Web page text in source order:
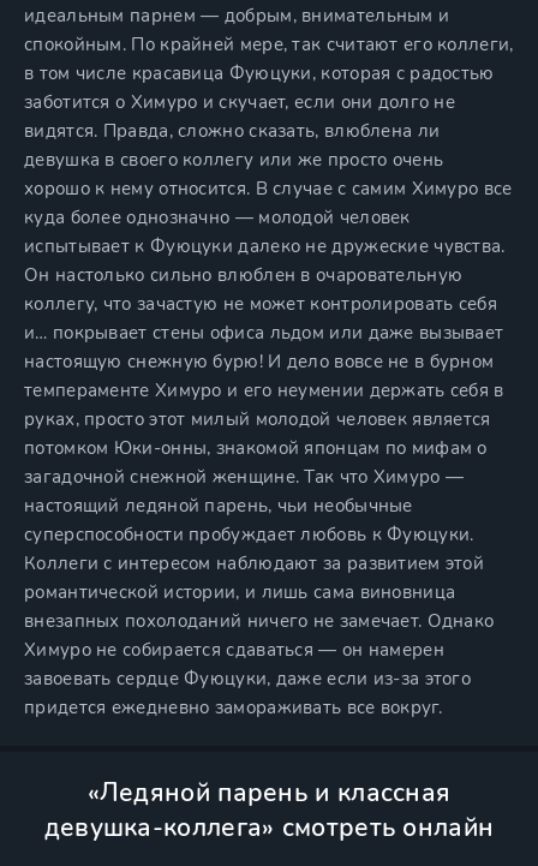
идеальным парнем — добрым, внимательным и
спокойным. По крайней мере, так считают его коллеги,
в том числе красавица Фуюцуки, которая с радостью
заботится о Химуро и скучает, если они долго не
видятся. Правда, сложно сказать, влюблена ли
девушка в своего коллегу или же просто очень
хорошо к нему относится. В случае с самим Химуро все
куда более однозначно — молодой человек
испытывает к Фуюцуки далеко не дружеские чувства.
Он настолько сильно влюблен в очаровательную
коллегу, что зачастую не может контролировать себя
и… покрывает стены офиса льдом или даже вызывает
настоящую снежную бурю! И дело вовсе не в бурном
темпераменте Химуро и его неумении держать себя в
руках, просто этот милый молодой человек является
потомком Юки-онны, знакомой японцам по мифам о
загадочной снежной женщине. Так что Химуро —
настоящий ледяной парень, чьи необычные
суперспособности пробуждает любовь к Фуюцуки.
Коллеги с интересом наблюдают за развитием этой
романтической истории, и лишь сама виновница
внезапных похолоданий ничего не замечает. Однако
Химуро не собирается сдаваться — он намерен
завоевать сердце Фуюцуки, даже если из-за этого
придется ежедневно замораживать все вокруг.
«Ледяной парень и классная
девушка-коллега» смотреть онлайн